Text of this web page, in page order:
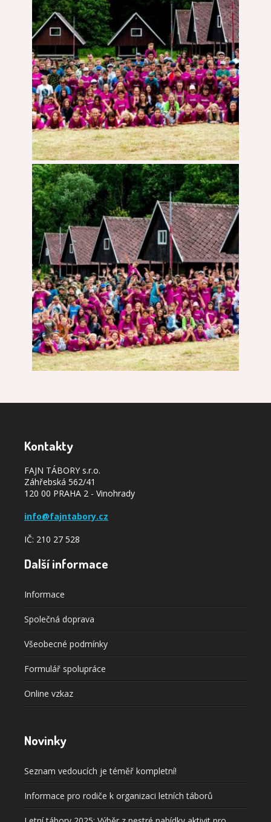
Kontakty
FAJN TÁBORY s.r.o.
Záhřebská 562/41
120 00 PRAHA 2 - Vinohrady
info@fajntabory.cz
IČ: 210 27 528
Další informace
Informace
Společná doprava
Všeobecné podmínky
Formulář spolupráce
Online vzkaz
Novinky
Seznam vedoucích je téměř kompletní!
Informace pro rodiče k organizaci letních táborů